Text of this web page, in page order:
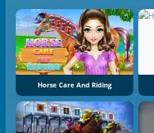
Horse Care And Riding